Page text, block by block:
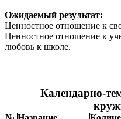
Ожидаемый результат:
Ценностное отношение к
Ценностное отношение к
любовь к школе.
Календарно-